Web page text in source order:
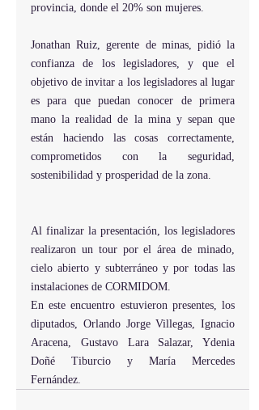
provincia, donde el 20% son mujeres.
Jonathan Ruiz, gerente de minas, pidió la
confianza de los legisladores, y que el
objetivo de invitar a los legisladores al lugar
es para que puedan conocer de primera
mano la realidad de la mina y sepan que
están haciendo las cosas correctamente,
comprometidos con la seguridad,
sostenibilidad y prosperidad de la zona.
Al finalizar la presentación, los legisladores
realizaron un tour por el área de minado,
cielo abierto y subterráneo y por todas las
instalaciones de CORMIDOM.
En este encuentro estuvieron presentes, los
diputados, Orlando Jorge Villegas, Ignacio
Aracena, Gustavo Lara Salazar, Ydenia
Doñé Tiburcio y María Mercedes
Fernández.